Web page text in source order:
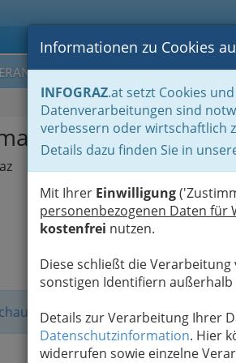
ERANSTALTUNGEN BLOGS FOTOS
Informationen zu Cookies
INFOGRAZ.at setzt Cookies
Datenverarbeitungen sind
verbessern oder wirtschaftlich
Details dazu finden Sie in
Mit Ihrer Einwilligung
personenbezogenen Daten für
kostenfrei nutzen.
Diese schließt die Verarbeitung
sonstigen Identifiern außerhalb
Details zur Verarbeitung Ihrer
Datenschutzinformation. Hier
widerrufen sowie einzelne